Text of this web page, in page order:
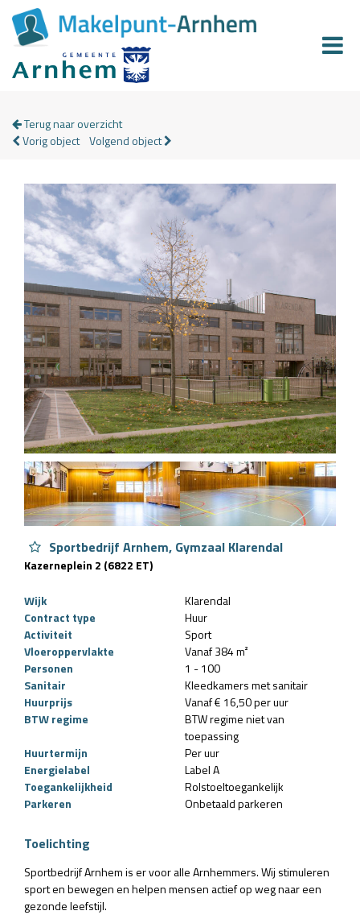
Terug naar overzicht
Vorig object Volgend object
Sportbedrijf Arnhem, Gymzaal Klarendal
Kazerneplein 2 (6822 ET)
Wijk
Klarendal
Contract type
Huur
Activiteit
Sport
Vloeroppervlakte
Vanaf 384 m²
Personen
1 - 100
Sanitair
Kleedkamers met sanitair
Huurprijs
Vanaf € 16,50 per uur
BTW regime
BTW regime niet van
toepassing
Huurtermijn
Per uur
Energielabel
Label A
Toegankelijkheid
Rolstoeltoegankelijk
Parkeren
Onbetaald parkeren
Toelichting
Sportbedrijf Arnhem is er voor alle Arnhemmers. Wij stimuleren
sport en bewegen en helpen mensen actief op weg naar een
gezonde leefstijl.